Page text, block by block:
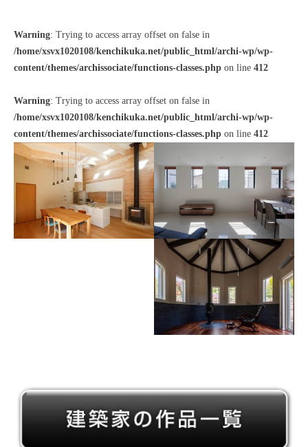
Warning: Trying to access array offset on false in
/home/xsvx1020108/kenchikuka.net/public_html/archi-wp/wp-
content/themes/archissociate/functions-classes.php on line 412
Warning: Trying to access array offset on false in
/home/xsvx1020108/kenchikuka.net/public_html/archi-wp/wp-
content/themes/archissociate/functions-classes.php on line 412